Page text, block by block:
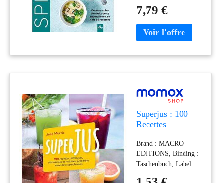
PLAGE, Format :
Blaues Buch, medium :
Taschenbuch,
publicationDate : 2022-
Cupillard, ISBN :
7,79 €
Superjus : 100
Recettes
Stimulantes Et
Nutritives
Préparées Avec
Des
Brand : MACRO
EDITIONS, Binding :
Taschenbuch, Label :